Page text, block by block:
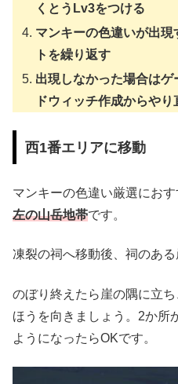
くとうLv3をつける
マンキーの色違いが出
トを繰り返す
出現しなかった場合は
ドウィッチ作成からやり
西1番エリアに移動
マンキーの色違い厳選におす
左の山岳地帯です。
凍裂の祠へ移動後、祠のある
のぼり終えたら崖の隅に立
ほうを向きましょう。2か所
ようになったらOKです。